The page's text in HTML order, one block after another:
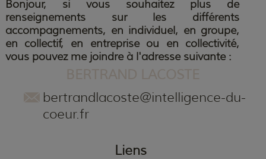
Bonjour, si vous souhaitez plus de
renseignements sur les différents
accompagnements, en individuel, en groupe,
en collectif, en entreprise ou en collectivité,
vous pouvez me joindre à l'adresse suivante :
bertrandlacoste@intelligence-du-
coeur.fr
Liens